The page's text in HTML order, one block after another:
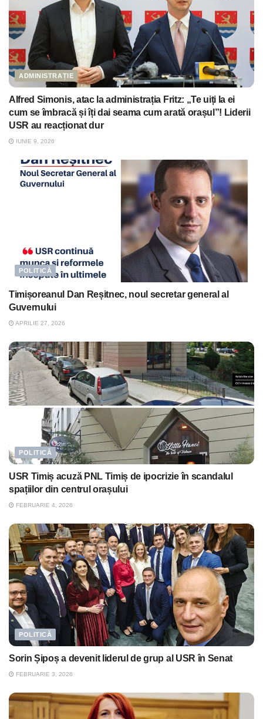
ADMINISTRAȚIE
Alfred Simonis, atac la administrația Fritz: „Te uiți la ei
cum se îmbracă și îți dai seama cum arată orașul”! Liderii
USR au reacționat dur
IUNIE 9, 2026
POLITICĂ
Timișoreanul Dan Reșitnec, noul secretar general al
Guvernului
APRILIE 27, 2026
POLITICĂ
USR Timiș acuză PNL Timiș de ipocrizie în scandalul
spațiilor din centrul orașului
FEBRUARIE 4, 2026
POLITICĂ
Sorin Șipoș a devenit liderul de grup al USR în Senat
FEBRUARIE 3, 2026